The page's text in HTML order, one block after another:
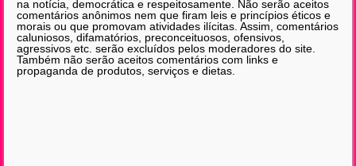
na notícia, democrática e respeitosamente. Não serão aceitos
comentários anônimos nem que firam leis e princípios éticos e
morais ou que promovam atividades ilícitas. Assim, comentários
caluniosos, difamatórios, preconceituosos, ofensivos,
agressivos etc. serão excluídos pelos moderadores do site.
Também não serão aceitos comentários com links e
propaganda de produtos, serviços e dietas.